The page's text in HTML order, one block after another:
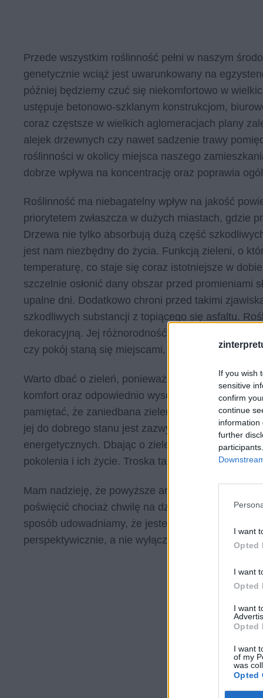
If you wish
sensitive
confirm
continue
information
further
I want
Opted
I want
Opted
I want
Opted
I want
of my
was
Opted
Przede wszystkim roślinność pełni w naszym
genetycznie wciąż jest uwarunkowany na
później będziemy czuć się niekomfortowo w
ustępuje betonowo-szklanym konstrukcjom,
coraz częstsze w wielkich aglomeracjach plany
alejek drzewnych czy nawet sadzenie trawy
roślinności w okolicy miejsca naszego
dobrze wpływa na koncentrację oraz poprawia
Roślinność ma niebagatelny wpływ na jakość
priorytetem zwłaszcza w dużych miastach, gdzie
Drzewa nie tylko absorbują dużą część
jest nam niezbędny do życia. Funkcją zieleni, o
temperaturę, co staje się coraz istotniejsze w
szczelnie osłonić dany obszar przed promieniami
upalne dni. Dodatkowo chroni przed takimi
szkodliwych substancji z topiącego się asfaltu.
dekoracyjną. Jej różnorodność potrafi wprowadzić
czy pokój staną się miejscami, w których po
Warto dbać o zieleń, ponieważ w ten sposób
komfort oraz odpowiednio wysoki standard życia
pamiętać, że zaniedbana zieleń nie będzie
jej do dobrego stanu jest zazwyczaj długotrwały i
energetycznych. Dbając o zieleń wykazujemy się
pokolenia i ich życie. Troska ta jest szczególnie
Mam nadzieję, że powyższe argumenty są
poświęcić chociaż chwilę na działania
sposób udowadniamy, że jesteśmy świadomymi
perspektywicznie, a nie wyłącznie w kategoriach